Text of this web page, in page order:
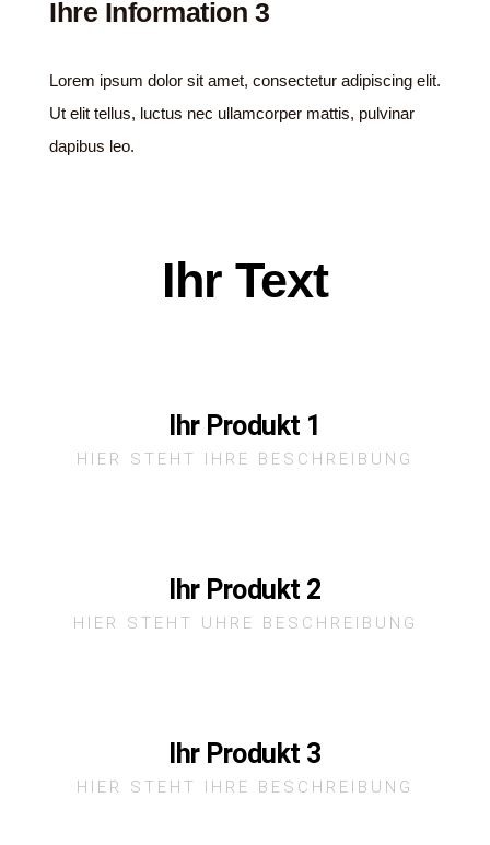
Ihre Information 3
Lorem ipsum dolor sit amet, consectetur adipiscing elit.
Ut elit tellus, luctus nec ullamcorper mattis, pulvinar
dapibus leo.
Ihr Text
Ihr Produkt 1
HIER STEHT IHRE BESCHREIBUNG
Ihr Produkt 2
HIER STEHT UHRE BESCHREIBUNG
Ihr Produkt 3
HIER STEHT IHRE BESCHREIBUNG